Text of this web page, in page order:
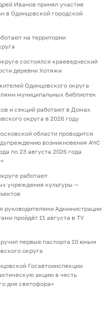
Иванов принял участие
в Одинцовской городской
на территории
состоялся краеведческий
деревни Хотяжи
Одинцовского округа
муниципальных библиотек
и секций работают в Домах
округа в 2026 году
области проводится
возникновения АЧС
по 23 августа 2026 года
работают
учреждения культуры —
руководителями Администрации
пройдёт 11 августа в ТУ
первые паспорта 10 юным
округа
Госавтоинспекции
акцию в честь
дня светофора»